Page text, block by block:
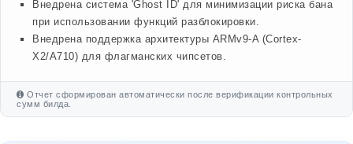
Внедрена система 'Ghost ID' для минимизации риска бана
при использовании функций разблокировки.
Внедрена поддержка архитектуры ARMv9-A (Cortex-
X2/A710) для флагманских чипсетов.
Отчет сформирован автоматически после верификации контрольных
сумм билда.